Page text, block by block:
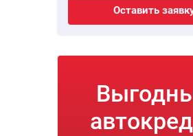
Оставить